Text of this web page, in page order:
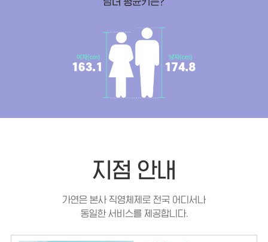
지점 안내
가연은 본사 직영체제로 전국 어디서나
동일한 서비스를 제공합니다.